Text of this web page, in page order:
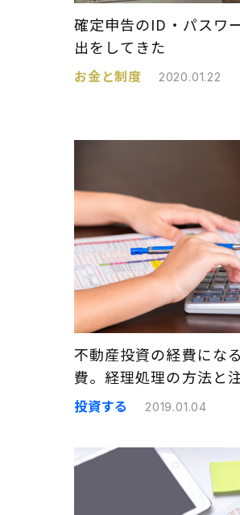
確定申告のID・パスワ
出をしてきた
お金と制度 2020.01.22
不動産投資の経費にな
費。経理処理の方法と
投資する 2019.01.04